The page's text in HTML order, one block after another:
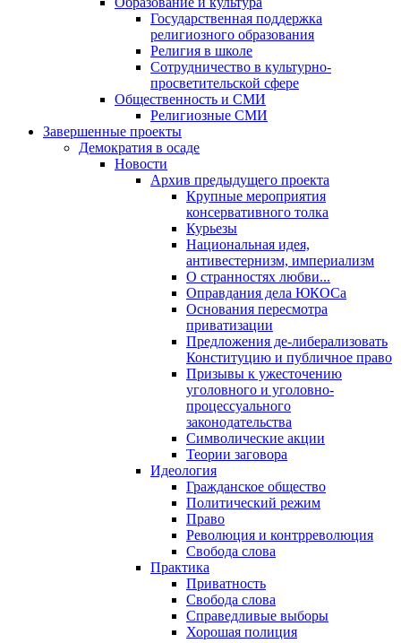
Государственная поддержка
религиозного образования
Религия в школе
Сотрудничество в культурно-
просветительской сфере
Общественность и СМИ
Религиозные СМИ
Завершенные проекты
Демократия в осаде
Новости
Архив предыдущего проекта
Крупные мероприятия
консервативного толка
Курьезы
Национальная идея,
антивестернизм, империализм
О странностях любви...
Оправдания дела ЮКОСа
Основания пересмотра
приватизации
Предложения де-либерализовать
Конституцию и публичное право
Призывы к ужесточению
уголовного и уголовно-
процессуального
законодательства
Символические акции
Теории заговора
Идеология
Гражданское общество
Политический режим
Право
Революция и контрреволюция
Свобода слова
Практика
Приватность
Свобода слова
Справедливые выборы
Хорошая полиция